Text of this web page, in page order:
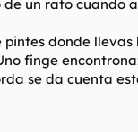
un rato cuando
donde
finge
se da cuenta